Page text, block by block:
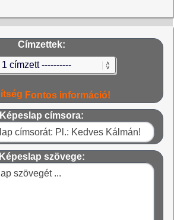
Címzettek:
Fontos információ!
Képeslap címsora:
Képeslap szövege: